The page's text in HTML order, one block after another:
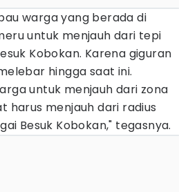
warga yang berada di
untuk menjauh dari tepi
Kobokan. Karena giguran
hingga saat ini.
untuk menjauh dari zona
harus menjauh dari radius
Besuk Kobokan," tegasnya.